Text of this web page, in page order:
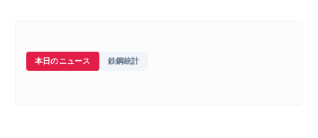
本日のニュース 鉄鋼統計